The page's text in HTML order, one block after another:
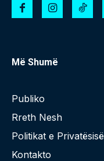
Më Shumë
Publiko
Rreth Nesh
Politikat e Privatësisë
Kontakto